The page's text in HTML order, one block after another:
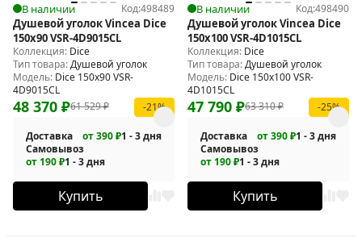
В наличии Код:498489
Душевой уголок Vincea Dice
150x90 VSR-4D9015CL
Коллекция: Dice
Тип товара:Душевой уголок
Модель: Dice 150x90 VSR-
4D9015CL
61 529₽
48 370 ₽ -21%
Доставка от 390 ₽1 - 3 дня
Самовывоз
от 190 ₽1 - 3 дня
Купить
В наличии Код:498490
Душевой уголок Vincea Dice
150x100 VSR-4D1015CL
Коллекция: Dice
Тип товара:Душевой уголок
Модель: Dice 150x100 VSR-
4D1015CL
63 310₽
47 790 ₽ -25%
Доставка от 390 ₽1 - 3 дня
Самовывоз
от 190 ₽1 - 3 дня
Купить